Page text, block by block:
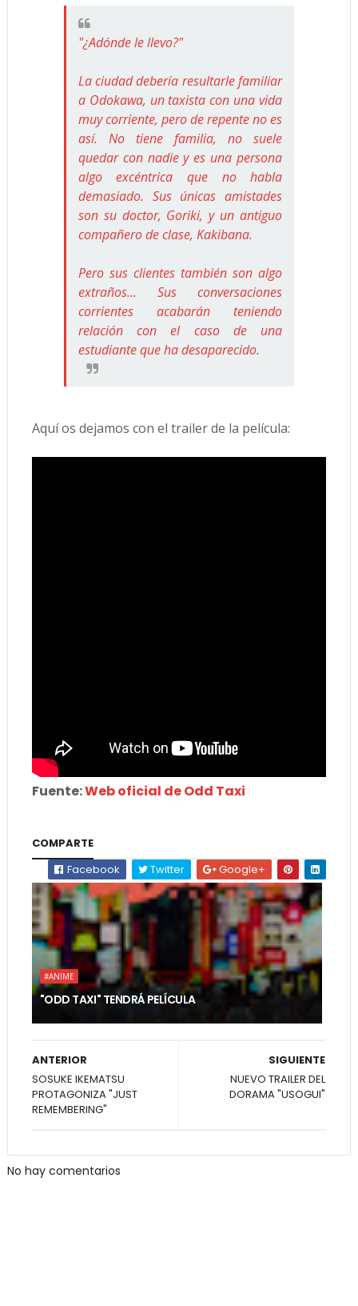
"¿Adónde le llevo?"
La ciudad debería resultarle familiar
a Odokawa, un taxista con una vida
muy corriente, pero de repente no es
así. No tiene familia, no suele
quedar con nadie y es una persona
algo excéntrica que no habla
demasiado. Sus únicas amistades
son su doctor, Goriki, y un antiguo
compañero de clase, Kakibana.
Pero sus clientes también son algo
extraños... Sus conversaciones
corrientes acabarán teniendo
relación con el caso de una
estudiante que ha desaparecido.
Aquí os dejamos con el trailer de la película:
Fuente:Web oficial de Odd Taxi
COMPARTE
Facebook
Twitter Google+
#ANIME
"ODD TAXI" TENDRÁ PELÍCULA
SIGUIENTE
NUEVO TRAILER DEL
DORAMA "USOGUI"
ANTERIOR
SOSUKE IKEMATSU
PROTAGONIZA "JUST
REMEMBERING"
No hay comentarios